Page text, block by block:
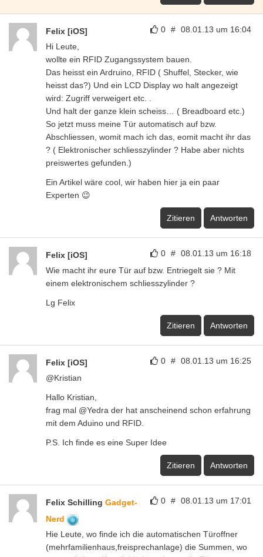
0 # 08.01.13 um 16:04
Felix [iOS]
Hi Leute,
wollte ein RFID Zugangssystem bauen.
Das heisst ein Ardruino, RFID ( Shuffel, Stecker, wie
heisst das?) Und ein LCD Display wo halt angezeigt
wird: Zugriff verweigert etc. .
Und halt der ganze klein scheiss… ( Breadboard etc.)
So jetzt muss meine Tür automatisch auf bzw.
Abschliessen, womit mach ich das, eomit macht ihr das
? ( Elektronischer schliesszylinder ? Habe aber nichts
preiswertes gefunden.)
Ein Artikel wäre cool, wir haben hier ja ein paar
Experten 😉
Zitieren Antworten
0 # 08.01.13 um 16:18
Felix [iOS]
Wie macht ihr eure Tür auf bzw. Entriegelt sie ? Mit
einem elektronischem schliesszylinder ?
Lg Felix
Zitieren Antworten
0 # 08.01.13 um 16:25
Felix [iOS]
@Kristian
Hallo Kristian,
frag mal @Yedra der hat anscheinend schon erfahrung
mit dem Aduino und RFID.
P.S. Ich finde es eine Super Idee
Zitieren Antworten
0 # 08.01.13 um 17:01
Felix Schilling Gadget-
Nerd
Hie Leute, wo finde ich die automatischen Türoffner
(mehrfamilienhaus,freisprechanlage) die Summen, wo